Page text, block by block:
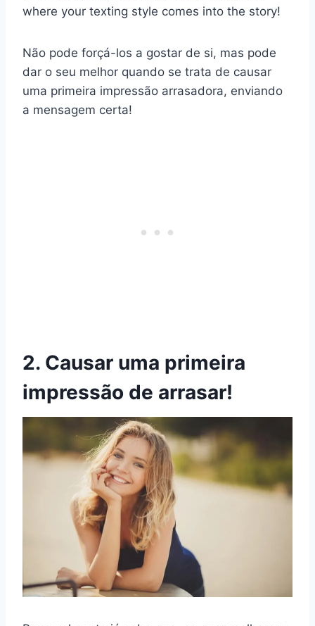
where your texting style comes into the story!
Não pode forçá-los a gostar de si, mas pode
dar o seu melhor quando se trata de causar
uma primeira impressão arrasadora, enviando
a mensagem certa!
2. Causar uma primeira
impressão de arrasar!